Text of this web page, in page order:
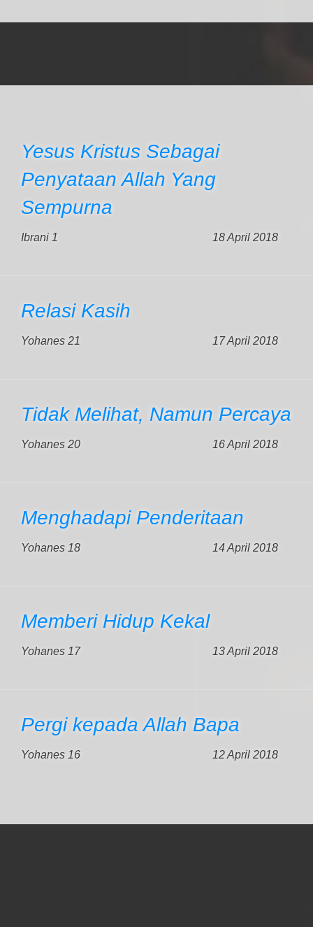
Yesus Kristus Sebagai
Penyataan Allah Yang
Sempurna
Ibrani 1 18 April 2018
Relasi Kasih
Yohanes 21 17 April 2018
Tidak Melihat, Namun Percaya
Yohanes 20 16 April 2018
Menghadapi Penderitaan
Yohanes 18 14 April 2018
Memberi Hidup Kekal
Yohanes 17 13 April 2018
Pergi kepada Allah Bapa
Yohanes 16 12 April 2018